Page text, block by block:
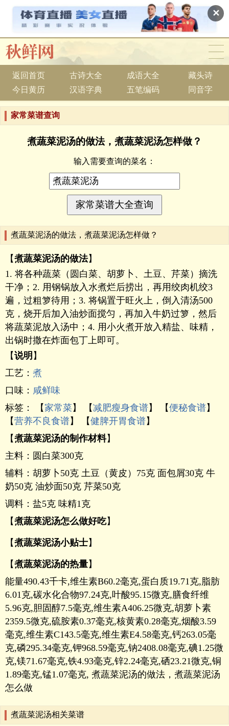
✕
返回首页 古诗大全 成语大全
藏头诗
今日黄历
汉语字典 五笔编码 同音字
家常菜谱查询
煮蔬菜泥汤的做法，煮蔬菜泥汤怎样做？
输入需要查询的菜名：
煮蔬菜泥汤的做法，煮蔬菜泥汤怎样做？
【煮蔬菜泥汤的做法】
1. 将各种蔬菜（圆白菜、胡萝卜、土豆、芹菜）摘洗
干净；2. 用钢锅放入水煮烂后捞出，再用绞肉机绞3
遍，过粗箩待用；3. 将锅置于旺火上，倒入清汤500
克，烧开后加入油炒面搅匀，再加入牛奶过箩，然后
将蔬菜泥放入汤中；4. 用小火煮开放入精盐、味精，
出锅时撒在炸面包丁上即可。
【说明 】
工艺： 煮
口味： 咸鲜味
标签： 【 家常菜 】 【减肥瘦身食谱】 【便秘食谱】
【营养不良食谱】 【健脾开胃食谱】
【煮蔬菜泥汤的制作材料】
主料：圆白菜300克
辅料：胡萝卜50克 土豆（黄皮）75克 面包屑30克 牛
奶50克 油炒面50克 芹菜50克
调料：盐5克 味精1克
【煮蔬菜泥汤怎么做好吃】
【煮蔬菜泥汤小贴士】
【煮蔬菜泥汤的热量】
能量490.43千卡,维生素B60.2毫克,蛋白质19.71克,脂肪
6.01克,碳水化合物97.24克,叶酸95.15微克,膳食纤维
5.96克,胆固醇7.5毫克,维生素A406.25微克,胡萝卜素
2359.5微克,硫胺素0.37毫克,核黄素0.28毫克,烟酸3.59
毫克,维生素C143.5毫克,维生素E4.58毫克,钙263.05毫
克,磷295.34毫克,钾968.59毫克,钠2408.08毫克,碘1.25微
克,镁71.67毫克,铁4.93毫克,锌2.24毫克,硒23.21微克,铜
1.89毫克,锰1.07毫克, 煮蔬菜泥汤的做法，煮蔬菜泥汤
怎么做
煮蔬菜泥汤相关菜谱